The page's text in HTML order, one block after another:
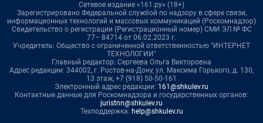
Сетевое издание «161.ру» (18+)
Зарегистрировано Федеральной службой по надзору в сфере связи,
информационных технологий и массовых коммуникаций (Роскомнадзор)
Свидетельство о регистрации (Регистрационный номер) СМИ ЭЛ № ФС
77– 84714 от 06.02.2023 г.
Учредитель: Общество с ограниченной ответственностью "ИНТЕРНЕТ
ТЕХНОЛОГИИ"
Главный редактор: Сергеева Ольга Викторовна
Адрес редакции: 344002, г. Ростов-на-Дону, ул. Максима Горького, д. 130,
13 этаж, +7 (918) 50-50-161
Электронный адрес редакции: 161@shkulev.ru
Контактные данные для Роскомнадзора и государственных органов:
juristnn@shkulev.ru
Техподдержка: help@shkulev.ru